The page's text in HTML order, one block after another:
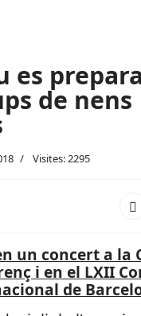
es
de nens
Visites: 2295
un concert a la
i en el LXII
de